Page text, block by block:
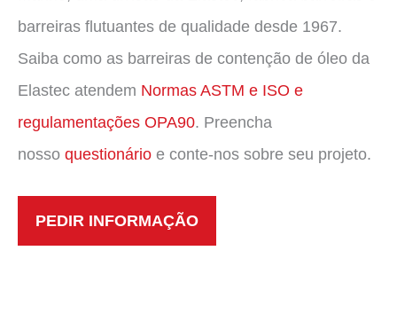
barreiras flutuantes de qualidade desde 1967.
Saiba como as barreiras de contenção de óleo da
Elastec atendem Normas ASTM e ISO e
regulamentações OPA90. Preencha
nosso questionário e conte-nos sobre seu projeto.
PEDIR INFORMAÇÃO